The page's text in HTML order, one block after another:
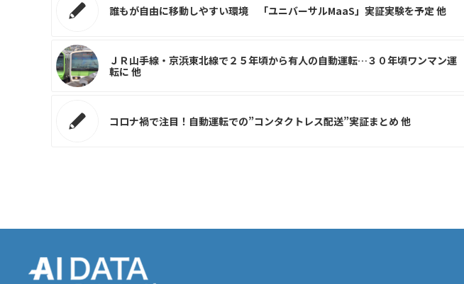
誰もが自由に移動しやすい環境 「ユニバーサルMaaS」実証実験を予定 他
ＪＲ山手線・京浜東北線で２５年頃から有人の自動運転…３０年頃ワンマン運
転に 他
コロナ禍で注目！自動運転での”コンタクトレス配送”実証まとめ 他